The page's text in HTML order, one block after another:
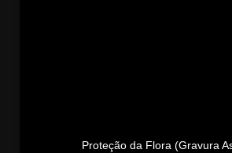
Proteção da Flora (Gravura